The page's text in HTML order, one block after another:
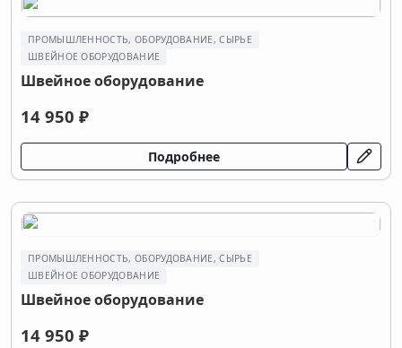
ПРОМЫШЛЕННОСТЬ, ОБОРУДОВАНИЕ, СЫРЬЕ
ШВЕЙНОЕ ОБОРУДОВАНИЕ
Швейное оборудование
14 950 ₽
Подробнее
ПРОМЫШЛЕННОСТЬ, ОБОРУДОВАНИЕ, СЫРЬЕ
ШВЕЙНОЕ ОБОРУДОВАНИЕ
Швейное оборудование
14 950 ₽